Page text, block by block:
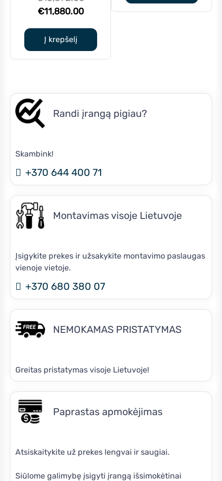
€11,880.00Current
€11,880.00.
Į krepšelį
Randi įrangą pigiau?
Skambink!
+370 644 400 71
Montavimas visoje Lietuvoje
Įsigykite prekes ir užsakykite montavimo paslaugas
vienoje vietoje.
+370 680 380 07
NEMOKAMAS PRISTATYMAS
Greitas pristatymas visoje Lietuvoje!
Paprastas apmokėjimas
Atsiskaitykite už prekes lengvai ir saugiai.
Siūlome galimybę įsigyti įrangą išsimokėtinai